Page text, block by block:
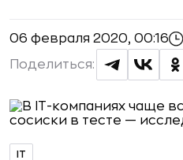
06 февраля 2020, 00:16
Поделиться:
IT